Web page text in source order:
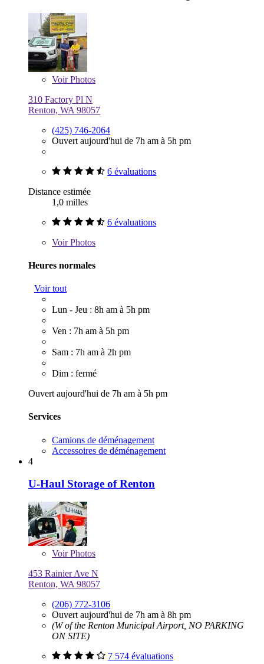
VoirPhotos
310 Factory Pl N
Renton, WA 98057
(425) 746-2064
Ouvert aujourd'hui de 7h am à 5h pm
6 évaluations
Distance estimée
1,0 milles
6 évaluations
VoirPhotos
Heures normales
Voir tout
Lun - Jeu : 8h am à 5h pm
Ven : 7h am à 5h pm
Sam : 7h am à 2h pm
Dim : fermé
Ouvert aujourd'hui de 7h am à 5h pm
Services
Camions de déménagement
Accessoires de déménagement
4
U-Haul Storage of Renton
VoirPhotos
453 Rainier Ave N
Renton, WA 98057
(206) 772-3106
Ouvert aujourd'hui de 7h am à 8h pm
(W of the Renton Municipal Airport, NO PARKING
ON SITE)
7 574 évaluations